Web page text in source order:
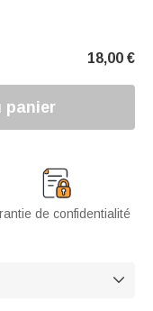
18,00 €
panier
de confidentialité
